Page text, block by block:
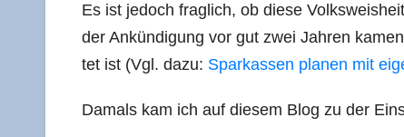
Es ist jedoch frag­lich, ob die­se
der Ankün­di­gung vor gut zwei Jah­ren
tet ist (Vgl. dazu: Spar­kas­sen pla­nen mit
Damals kam ich auf die­sem Blog zu der